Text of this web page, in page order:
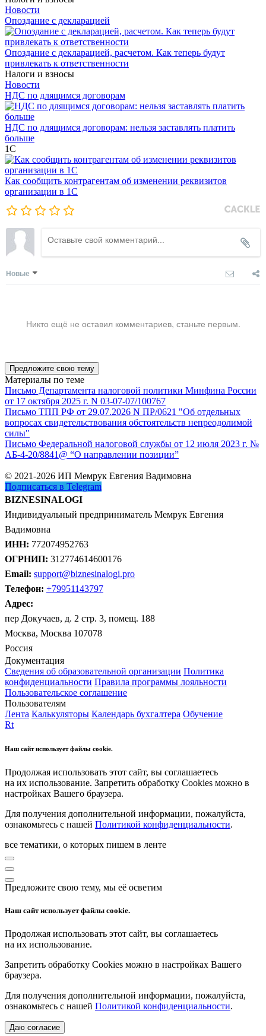
Новости
Опоздание с декларацией
Опоздание с декларацией, расчетом. Как теперь будут
привлекать к ответственности
Налоги и взносы
Новости
НДС по длящимся договорам
НДС по длящимся договорам: нельзя заставлять платить
больше
1С
Как сообщить контрагентам об изменении реквизитов
организации в 1C
Новые
Никто ещё не оставил комментариев, станьте первым.
Предложите свою тему
Материалы по теме
Письмо Департамента налоговой политики Минфина России
от 17 октября 2025 г. N 03-07-07/100767
Письмо ТПП РФ от 29.07.2026 N ПР/0621 "Об отдельных
вопросах свидетельствования обстоятельств непреодолимой
силы"
Письмо Федеральной налоговой службы от 12 июля 2023 г. №
АБ-4-20/8841@ “О направлении позиции”
© 2021-2026 ИП Мемрук Евгения Вадимовна
Подписаться в Telegram
BIZNESINALOGI
Индивидуальный предприниматель Мемрук Евгения
Вадимовна
ИНН: 772074952763
ОГРНИП: 312774614600176
Email: support@biznesinalogi.pro
Телефон: +79951143797
Адрес:
пер Докучаев, д. 2 стр. 3, помещ. 188
Москва, Москва 107078
Россия
Документация
Сведения об образовательной организации Политика
конфиденциальности Правила программы лояльности
Пользовательское соглашение
Пользователям
Лента Калькуляторы Календарь бухгалтера Обучение
Rt
Наш сайт использует файлы cookie.
Продолжая использовать этот сайт, вы соглашаетесь
на их использование. Запретить обработку Cookies можно в
настройках Вашего браузера.
Для получения дополнительной информации, пожалуйста,
ознакомьтесь с нашей Политикой конфиденциальности.
все тематики, о которых пишем в ленте
Предложите свою тему, мы её осветим
Наш сайт использует файлы cookie.
Продолжая использовать этот сайт, вы соглашаетесь
на их использование.
Запретить обработку Cookies можно в настройках Вашего
браузера.
Для получения дополнительной информации, пожалуйста,
ознакомьтесь с нашей Политикой конфиденциальности.
Даю согласие